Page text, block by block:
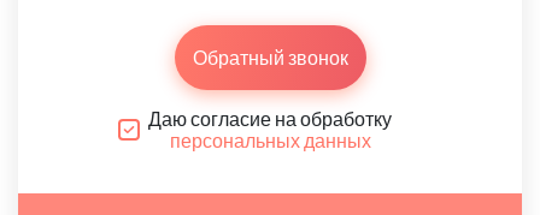
Обратный звонок
Даю согласие на обработку
персональных данных